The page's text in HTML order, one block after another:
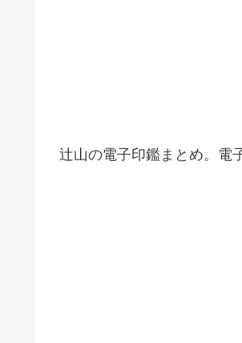
辻山の電子印鑑まとめ。電